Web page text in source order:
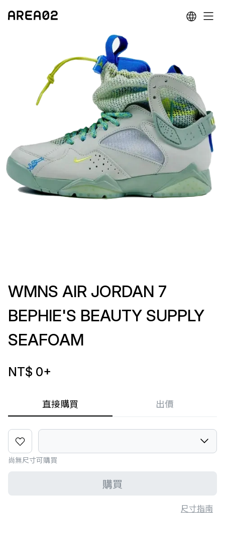
直接購買 出價
WMNS AIR JORDAN 7
BEPHIE'S BEAUTY SUPPLY
SEAFOAM
NT$ 0+
尚無尺寸可購買
購買
尺寸指南